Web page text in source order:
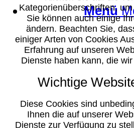
Menü
Kategorienüberschriften,
Sie können auch einige
ändern. Beachten Sie,
einiger Arten von Cookies
Erfahrung auf unseren
Dienste haben kann, die
Wichtige
Diese Cookies sind
Ihnen die auf unserer
Dienste zur Verfügung zu